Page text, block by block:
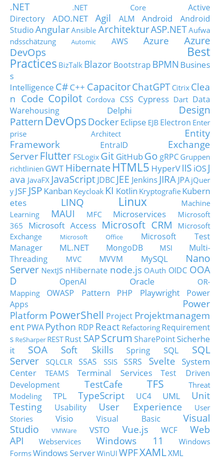
.NET .NET Core
Active
Directory
ADO.NET Agil ALM Android
Android
StudioAngularAnsible ArchitekturASP.NETAufwa
ndsschätzung
Automic AWS Azure
Azure
DevOps
Best
Practices BizTalk Blazor Bootstrap BPMN Busines
s
Intelligence C#C++ CapacitorChatGPT Citrix Clea
n Code Copilot Cordova CSS Cypress Dart Data
Warehousing
Delphi
Design
Pattern DevOps DockerEclipse EJB Electron Enter
prise Architect
Entity
Framework
EntraID
Exchange
Server Flutter FSLogix Git GitHubGo gRPC Gruppen
richtlinien GWT HibernateHTML5 HyperVIIS iOSJ
ava JavaFX JavaScript JDBC JEE Jenkins JIRA JPA jQuer
y JSF JSP Kanban Keycloak KI Kotlin Kryptografie Kubern
etes
LINQ Linux
Machine
Learning
MAUI MFC Microservices
Microsoft
365
Microsoft Access Microsoft CRM
Microsoft
Exchange
Microsoft Office
Microsoft Test
Manager
ML.NET MongoDB MSI
Multi-
Threading
MVC MVVM MySQL
Nano
Server NextJS nHibernate node.js OAuth OIDC OOA
D
OpenAI Oracle
OR-
Mapping
OWASP Pattern PHP Playwright
Power
Apps
Power
Platform PowerShell Project Projektmanagem
ent PWA Python RDP React Refactoring Requirement
s ReSharper RESTRust SAPScrum SharePointSicherhe
it
SOA Soft Skills Spring SQL
SQL
Server
SQLCLR SSAS SSIS SSRS Svelte
System
Center
TEAMS Terminal Services
Test Driven
Development
TestCafe TFS
Threat
Modeling
TPL TypeScript UC4 UML
Unit
Testing
Usability User Experience
User
Stories
Visio Visual Basic
Visual
Studio
VMWare VSTO Vue.js WCF
Web
API
Webservices Windows 11
Windows
FormsWindows ServerWinUI WPFXAMLXML